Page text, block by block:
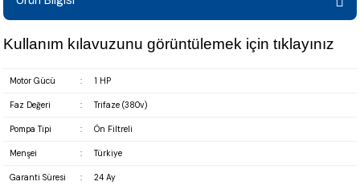
Kullanım kılavuzunu görüntülemek için tıklayınız
Motor Gücü : 1 HP
Faz Değeri : Trifaze (380v)
Pompa Tipi : Ön Filtreli
Menşei : Türkiye
Garanti Süresi : 24 Ay